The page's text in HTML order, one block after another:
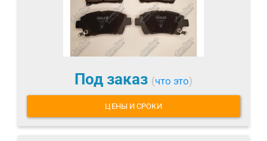
Под заказ (что это)
ЦЕНЫ И СРОКИ